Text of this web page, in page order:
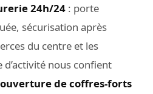
24h/24 : porte
sécurisation après
du centre et les
nous confient
ouverture de coffres-forts